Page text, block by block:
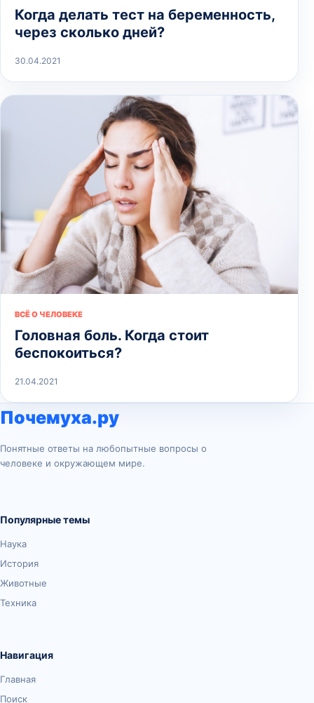
Когда делать тест на беременность,
через сколько дней?
30.04.2021
ВСЁ О ЧЕЛОВЕКЕ
Головная боль. Когда стоит
беспокоиться?
21.04.2021
Почемуха.ру
Понятные ответы на любопытные вопросы о
человеке и окружающем мире.
Популярные темы
Наука
История
Животные
Техника
Навигация
Главная
Поиск